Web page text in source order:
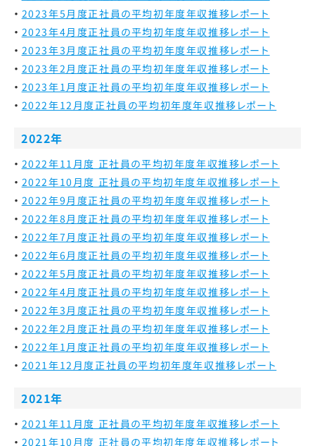
2023年5月度正社員の平均初年度年収推移レポート
2023年4月度正社員の平均初年度年収推移レポート
2023年3月度正社員の平均初年度年収推移レポート
2023年2月度正社員の平均初年度年収推移レポート
2023年1月度正社員の平均初年度年収推移レポート
2022年12月度正社員の平均初年度年収推移レポート
2022年
2022年11月度 正社員の平均初年度年収推移レポート
2022年10月度 正社員の平均初年度年収推移レポート
2022年9月度正社員の平均初年度年収推移レポート
2022年8月度正社員の平均初年度年収推移レポート
2022年7月度正社員の平均初年度年収推移レポート
2022年6月度正社員の平均初年度年収推移レポート
2022年5月度正社員の平均初年度年収推移レポート
2022年4月度正社員の平均初年度年収推移レポート
2022年3月度正社員の平均初年度年収推移レポート
2022年2月度正社員の平均初年度年収推移レポート
2022年1月度正社員の平均初年度年収推移レポート
2021年12月度正社員の平均初年度年収推移レポート
2021年
2021年11月度 正社員の平均初年度年収推移レポート
2021年10月度 正社員の平均初年度年収推移レポート